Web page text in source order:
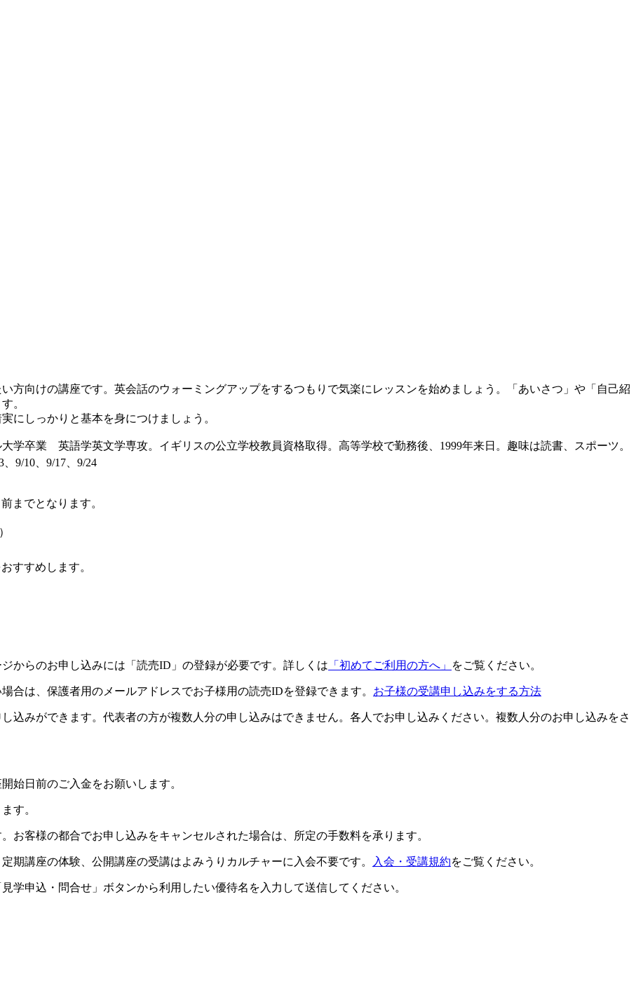
方向けの講座です。英会話のウォーミングアップをするつもりで気楽にレッスンを始めましょう。「あいさつ」や「自己紹
。
にしっかりと基本を身につけましょう。
学卒業 英語学英文学専攻。イギリスの公立学校教員資格取得。高等学校で勤務後、1999年来日。趣味は読書、スポーツ。
、9/10、9/17、9/24
までとなります。
すすめします。
からのお申し込みには「読売ID」の登録が必要です。詳しくは 「初めてご利用の方へ」 をご覧ください。
は、保護者用のメールアドレスでお子様用の読売IDを登録できます。 お子様の受講申し込みをする方法
込みができます。代表者の方が複数人分の申し込みはできません。各人でお申し込みください。複数人分のお申し込みをさ
始日前のご入金をお願いします。
す。
客様の都合でお申し込みをキャンセルされた場合は、所定の手数料を承ります。
講座の体験、公開講座の受講はよみうりカルチャーに入会不要です。 入会・受講規約をご覧ください。
申込・問合せ」ボタンから利用したい優待名を入力して送信してください。